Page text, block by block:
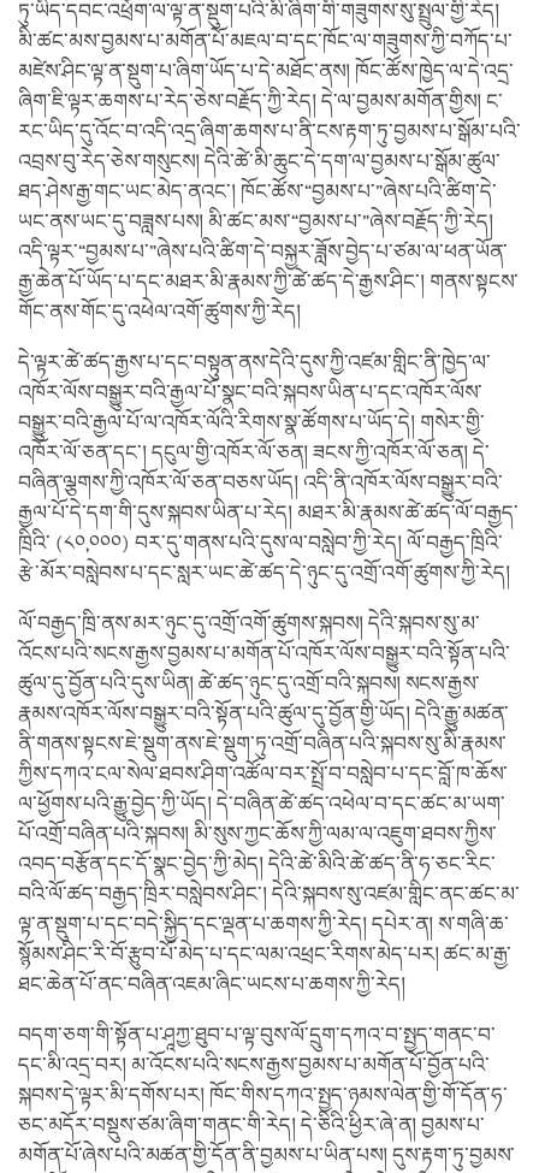
ཏུ་ཡིད་དབང་འཕྲོག་ལ་ལྟ་ན་སྡུག་པའི་མི་ཞིག་གི་གཟུགས་སུ་སྤྲུལ་གྱི་རེད།
མི་ཚང་མས་བྱམས་པ་མགོན་པོ་མཇལ་བ་དང་ཁོང་ལ་གཟུགས་ཀྱི་བཀོད་པ་
མཛེས་ཤིང་ལྟ་ན་སྡུག་པ་ཞིག་ཡོད་པ་དེ་མཐོང་ནས། ཁོང་ཚོས་ཁྱེད་ལ་དེ་འདྲ་
ཞིག་ཇི་ལྟར་ཆགས་པ་རེད་ཅེས་བརྗོད་ཀྱི་རེད། དེ་ལ་བྱམས་མགོན་གྱིས། ང་
རང་ཡིད་དུ་འོང་བ་འདི་འདྲ་ཞིག་ཆགས་པ་ནི་ངས་རྟག་ཏུ་བྱམས་པ་སྒོམ་པའི་
འབྲས་བུ་རེད་ཅེས་གསུངས། དེའི་ཚེ་མི་ཆུང་དེ་དག་ལ་བྱམས་པ་སྒོམ་ཚུལ་
ཐད་ཤེས་རྒྱ་གང་ཡང་མེད་ནའང་། ཁོང་ཚོས་“བྱམས་པ་”ཞེས་པའི་ཚིག་དེ་
ཡང་ནས་ཡང་དུ་བཟླས་པས། མི་ཚང་མས་“བྱམས་པ་”ཞེས་བརྗོད་ཀྱི་རེད།
འདི་ལྟར་“བྱམས་པ་”ཞེས་པའི་ཚིག་དེ་བསྐྱར་ཟློས་བྱེད་པ་ཙམ་ལ་ཕན་ཡོན་
རྒྱ་ཆེན་པོ་ཡོད་པ་དང་མཐར་མི་རྣམས་ཀྱི་ཚེ་ཚད་དེ་རྒྱས་ཤིང་། གནས་སྟངས་
གོང་ནས་གོང་དུ་འཕེལ་འགོ་ཚུགས་ཀྱི་རེད།
དེ་ལྟར་ཚེ་ཚད་རྒྱས་པ་དང་བསྟུན་ནས་དེའི་དུས་ཀྱི་འཛམ་གླིང་ནི་ཁྱེད་ལ་
འཁོར་ལོས་བསྒྱུར་བའི་རྒྱལ་པོ་སྣང་བའི་སྐབས་ཡིན་པ་དང་འཁོར་ལོས་
བསྒྱུར་བའི་རྒྱལ་པོ་ལ་འཁོར་ལོའི་རིགས་སྣ་ཚོགས་པ་ཡོད་དེ། གསེར་གྱི་
འཁོར་ལོ་ཅན་དང་། དངུལ་གྱི་འཁོར་ལོ་ཅན། ཟངས་ཀྱི་འཁོར་ལོ་ཅན། དེ་
བཞིན་ལྕགས་ཀྱི་འཁོར་ལོ་ཅན་བཅས་ཡོད། འདི་ནི་འཁོར་ལོས་བསྒྱུར་བའི་
རྒྱལ་པོ་དེ་དག་གི་དུས་སྐབས་ཡིན་པ་རེད། མཐར་མི་རྣམས་ཚེ་ཚད་ལོ་བརྒྱད་
ཁྲིའི་ (༨༠,༠༠༠) བར་དུ་གནས་པའི་དུས་ལ་བསླེབ་ཀྱི་རེད། ལོ་བརྒྱད་ཁྲིའི་
རྩེ་མོར་བསླེབས་པ་དང་སླར་ཡང་ཚེ་ཚད་དེ་ཉུང་དུ་འགྲོ་འགོ་ཚུགས་ཀྱི་རེད།
ལོ་བརྒྱད་ཁྲི་ནས་མར་ཉུང་དུ་འགྲོ་འགོ་ཚུགས་སྐབས། དེའི་སྐབས་སུ་མ་
འོངས་པའི་སངས་རྒྱས་བྱམས་པ་མགོན་པོ་འཁོར་ལོས་བསྒྱུར་བའི་སྟོན་པའི་
ཚུལ་དུ་བྱོན་པའི་དུས་ཡིན། ཚེ་ཚད་ཉུང་དུ་འགྲོ་བའི་སྐབས། སངས་རྒྱས་
རྣམས་འཁོར་ལོས་བསྒྱུར་བའི་སྟོན་པའི་ཚུལ་དུ་བྱོན་གྱི་ཡོད། དེའི་རྒྱུ་མཚན་
ནི་གནས་སྟངས་ཇེ་སྡུག་ནས་ཇེ་སྡུག་ཏུ་འགྲོ་བཞིན་པའི་སྐབས་སུ་མི་རྣམས་
ཀྱིས་དཀའ་ངལ་སེལ་ཐབས་ཤིག་འཚོལ་བར་སྤྲོ་བ་བསླེབ་པ་དང་བློ་ཁ་ཆོས་
ལ་ཕྱོགས་པའི་རྒྱུ་བྱེད་ཀྱི་ཡོད། དེ་བཞིན་ཚེ་ཚད་འཕེལ་བ་དང་ཚང་མ་ཡག་
པོ་འགྲོ་བཞིན་པའི་སྐབས། མི་སུས་ཀྱང་ཆོས་ཀྱི་ལམ་ལ་འཇུག་ཐབས་ཀྱིས་
འབད་བརྩོན་དང་དོ་སྣང་བྱེད་ཀྱི་མེད། དེའི་ཚེ་མིའི་ཚེ་ཚད་ནི་ཧ་ཅང་རིང་
བའི་ལོ་ཚད་བརྒྱད་ཁྲིར་བསླེབས་ཤིང་། དེའི་སྐབས་སུ་འཛམ་གླིང་ནང་ཚང་མ་
ལྟ་ན་སྡུག་པ་དང་བདེ་སྐྱིད་དང་ལྡན་པ་ཆགས་ཀྱི་རེད། དཔེར་ན། ས་གཞི་ཆ་
སྙོམས་ཤིང་རི་བོ་རྩུབ་པོ་མེད་པ་དང་ལམ་འཕྲང་རིགས་མེད་པར། ཚང་མ་རྒྱ་
ཐང་ཆེན་པོ་ནང་བཞིན་འཇམ་ཞིང་ཡངས་པ་ཆགས་ཀྱི་རེད།
བདག་ཅག་གི་སྟོན་པ་ཤཱཀྱ་ཐུབ་པ་ལྟ་བུས་ལོ་དྲུག་དཀའ་བ་སྤྱད་གནང་བ་
དང་མི་འདྲ་བར། མ་འོངས་པའི་སངས་རྒྱས་བྱམས་པ་མགོན་པོ་བྱོན་པའི་
སྐབས་དེ་ལྟར་མི་དགོས་པར། ཁོང་གིས་དཀའ་སྤྱད་ཉམས་ལེན་གྱི་གོ་དོན་ཧ་
ཅང་མདོར་བསྡུས་ཙམ་ཞིག་གནང་གི་རེད། དེ་ཅིའི་ཕྱིར་ཞེ་ན། བྱམས་པ་
མགོན་པོ་ཞེས་པའི་མཚན་གྱི་དོན་ནི་བྱམས་པ་ཡིན་པས། དུས་རྟག་ཏུ་བྱམས་